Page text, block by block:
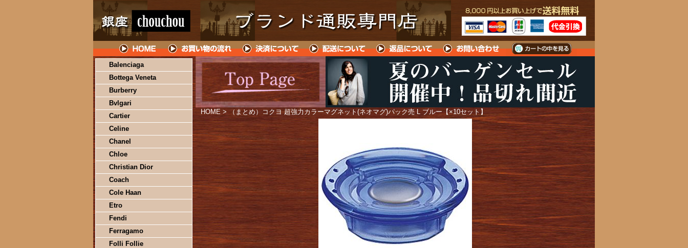
Balenciaga
Bottega Veneta
Burberry
Bvlgari
Cartier
Celine
Chanel
Chloe
Christian Dior
Coach
Cole Haan
Etro
Fendi
Ferragamo
Folli Follie
HOME > （まとめ）コクヨ 超強力カラーマグネット(ネオマグ)パック売 L ブルー【×10セット】